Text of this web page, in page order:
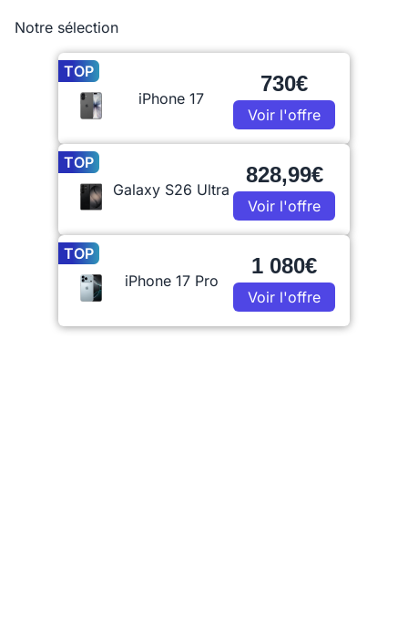
Notre sélection
TOP
iPhone 17
730€
Voir l'offre
TOP
Galaxy S26 Ultra
828,99€
Voir l'offre
TOP
iPhone 17 Pro
1 080€
Voir l'offre